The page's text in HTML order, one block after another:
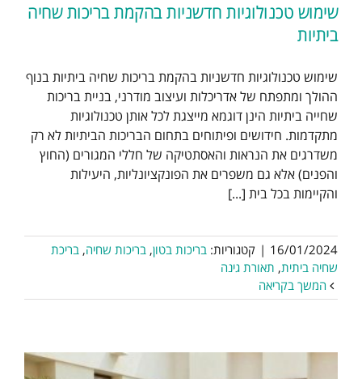
שימוש טכנולוגיות חדשניות בהקמת בריכות שחיה
ביתיות
שימוש טכנולוגיות חדשניות בהקמת בריכות שחיה ביתיות בנוף
ההולך ומתפתח של אדריכלות ועיצוב מודרני, בניית בריכות
שחייה ביתיות הינן דוגמא מייצגת לכל אותן טכנולוגיות
מתקדמות. חידושים ופיתוחים בתחום הבריכות הביתיות לא רק
משדרגים את הנראות והאסתטיקה של חללי המגורים (החוץ
והפנים) אלא גם משפרים את הפונקציונליות, היעילות
והקיימות בכל בית [...]
16/01/2024
| קטגוריות: בריכות בטון, בריכות שחיה, בריכת
שחיה ביתית, תאורת גינה
המשך בקריאה